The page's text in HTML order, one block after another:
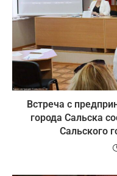
Встреча с
города Сальска
Сальского